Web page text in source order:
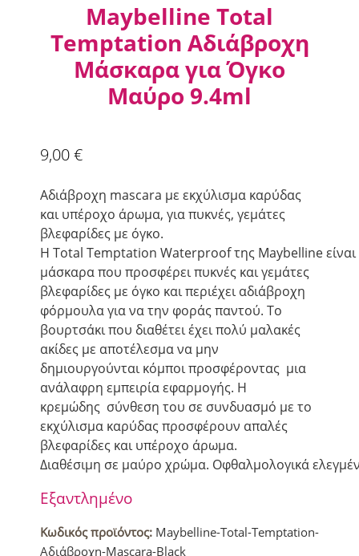
Maybelline Total
Temptation Αδιάβροχη
Μάσκαρα για Όγκο
Μαύρο 9.4ml
9,00€
Αδιάβροχη mascara με εκχύλισμα καρύδας
και υπέροχο άρωμα, για πυκνές, γεμάτες
βλεφαρίδες με όγκο.
Η Total Temptation Waterproofτης Maybellineείναι
μάσκαρα που προσφέρει πυκνές και γεμάτες
βλεφαρίδες με όγκο και περιέχει αδιάβροχη
φόρμουλα για να την φοράς παντού. Το
βουρτσάκι που διαθέτει έχει πολύ μαλακές
ακίδες με αποτέλεσμα να μην
δημιουργούνται κόμποι προσφέροντας μια
ανάλαφρη εμπειρία εφαρμογής. Η
κρεμώδης σύνθεση του σε συνδυασμό με το
εκχύλισμα καρύδας προσφέρουν απαλές
βλεφαρίδες και υπέροχο άρωμα.
Διαθέσιμη σε μαύρο χρώμα. Οφθαλμολογικά
Εξαντλημένο
Κωδικός προϊόντος: Maybelline-Total-Temptation-
Αδιάβροχη-Mascara-Black